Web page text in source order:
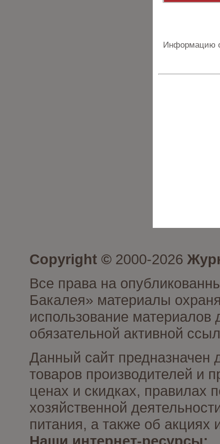
Информацию
Copyright © 2000-2026
Все права на
Бакалея» материалы
использование материалов
обязательной активной
Данный сайт предназначен
товаров производителей и
ценах и скидках, правилах
хозяйственной
питания, а также об